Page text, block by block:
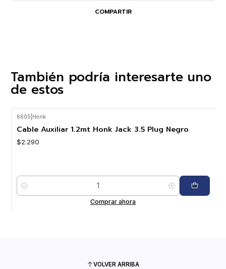
COMPARTIR
También podría interesarte uno
de estos
6605 Honk
Cable Auxiliar 1.2mt Honk Jack 3.5 Plug Negro
$2.290
Cantidad
Comprar ahora
VOLVER ARRIBA